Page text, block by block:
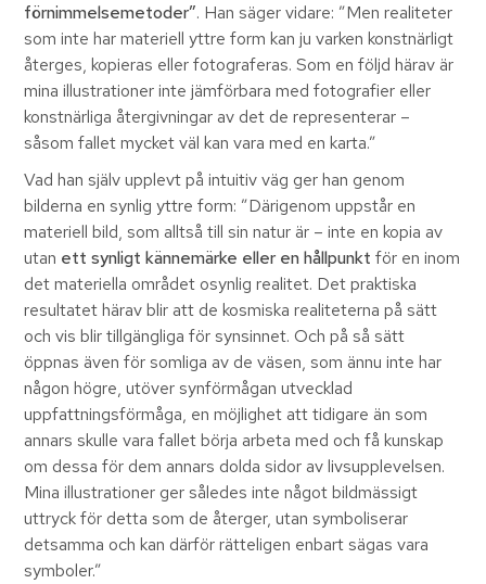
förnimmelsemetoder”. Han säger vidare: ”Men realiteter
som inte har materiell yttre form kan ju varken konstnärligt
återges, kopieras eller fotograferas. Som en följd härav är
mina illustrationer inte jämförbara med fotografier eller
konstnärliga återgivningar av det de representerar –
såsom fallet mycket väl kan vara med en karta.”
Vad han själv upplevt på intuitiv väg ger han genom
bilderna en synlig yttre form: ”Därigenom uppstår en
materiell bild, som alltså till sin natur är – inte en kopia av
utan ett synligt kännemärke eller en hållpunkt för en inom
det materiella området osynlig realitet. Det praktiska
resultatet härav blir att de kosmiska realiteterna på sätt
och vis blir tillgängliga för synsinnet. Och på så sätt
öppnas även för somliga av de väsen, som ännu inte har
någon högre, utöver synförmågan utvecklad
uppfattningsförmåga, en möjlighet att tidigare än som
annars skulle vara fallet börja arbeta med och få kunskap
om dessa för dem annars dolda sidor av livsupplevelsen.
Mina illustrationer ger således inte något bildmässigt
uttryck för detta som de återger, utan symboliserar
detsamma och kan därför rätteligen enbart sägas vara
symboler.”